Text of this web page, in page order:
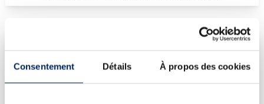
Consentement Détails À propos des cookies